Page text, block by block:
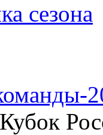
сезона